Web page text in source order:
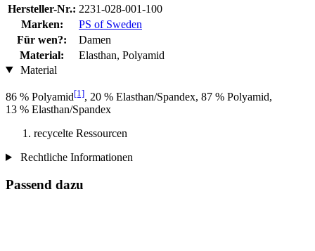
Hersteller-Nr.: 2231-028-001-100
Marken:
PS of Sweden
Für wen?:
Damen
Material:
Elasthan, Polyamid
Material
86 % Polyamid[1], 20 % Elasthan/Spandex, 87 % Polyamid,
13 % Elasthan/Spandex
recycelte Ressourcen
Rechtliche Informationen
Passend dazu